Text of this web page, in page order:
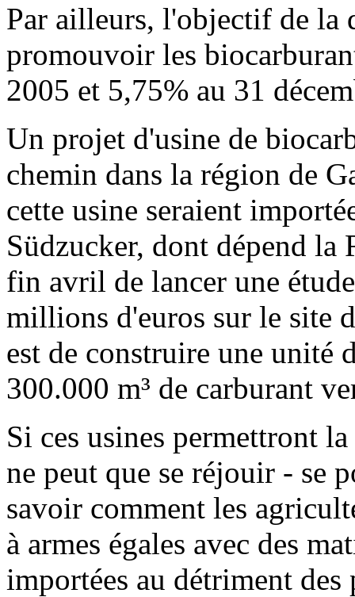
Par ailleurs, l'objectif de la
promouvoir les
2005 et 5,75% au 31
Un projet d'usine de
chemin dans la région de
cette usine seraient
Südzucker, dont dépend
fin avril de lancer une
millions d'euros sur le site
est de construire une unité
300.000 m³ de carburant
Si ces usines permettront
ne peut que se réjouir - se
savoir comment les
à armes égales avec des
importées au détriment